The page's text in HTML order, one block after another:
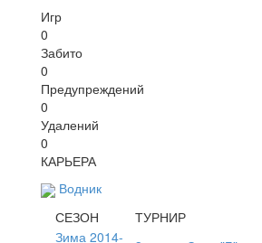
Игр
0
Забито
0
Предупреждений
0
Удалений
0
КАРЬЕРА
Водник
СЕЗОН
ТУРНИР
Зима 2014-